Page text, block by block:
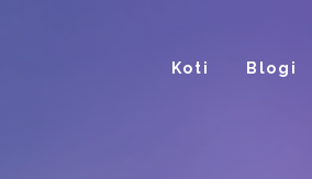
Koti Blogi